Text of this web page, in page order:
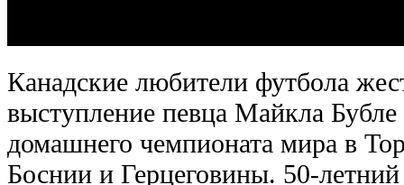
Канадские любители футбола
выступление певца Майкла
домашнего чемпионата мира в
Боснии и Герцеговины. 50-